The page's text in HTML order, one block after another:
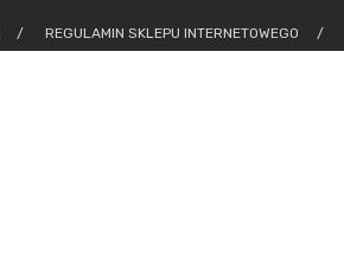
REGULAMIN SKLEPU INTERNETOWEGO